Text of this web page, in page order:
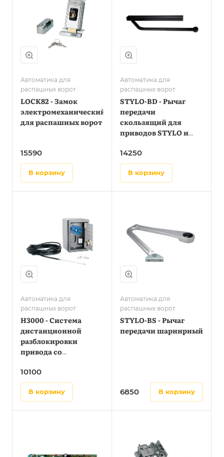
Автоматика для
распашных ворот
LOCK82 - Замок
электромеханический
для распашных ворот
15590
в корзину
Автоматика для
распашных ворот
STYLO-BD - Рычаг
передачи
скользящий для
приводов STYLO и
14250
в корзину
Автоматика для
распашных ворот
H3000 - Система
дистанционной
разблокировки
привода со
управления
10100
в корзину
Автоматика для
распашных ворот
STYLO-BS - Рычаг
передачи шарнирный
6850 в корзину